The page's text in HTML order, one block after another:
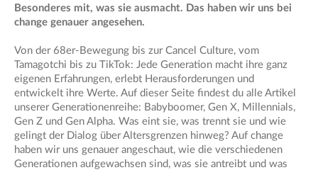
Besonderes mit, was sie ausmacht. Das haben wir uns bei
change genauer angesehen.
Von der 68er-Bewegung bis zur Cancel Culture, vom
Tamagotchi bis zu TikTok: Jede Generation macht ihre ganz
eigenen Erfahrungen, erlebt Herausforderungen und
entwickelt ihre Werte. Auf dieser Seite findest du alle Artikel
unserer Generationenreihe: Babyboomer, Gen X, Millennials,
Gen Z und Gen Alpha. Was eint sie, was trennt sie und wie
gelingt der Dialog über Altersgrenzen hinweg? Auf change
haben wir uns genauer angeschaut, wie die verschiedenen
Generationen aufgewachsen sind, was sie antreibt und was